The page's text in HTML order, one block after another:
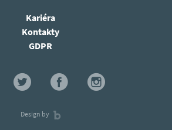
Kariéra
Kontakty
GDPR
Design by